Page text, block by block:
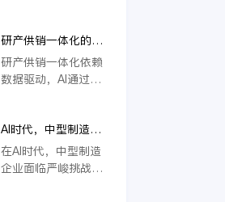
建差异化优势，实现
可持续增长。
体化平台，深度融合
PLM、供应链等模
块，实现数据实时同
料编码、提升变更效
率，还支持行业定制
与模块化应用，从根
本上解决系统分散问
研产供销一体化的核
心在于数据，AI如何
重建数据底座？
研产供销一体化依赖
数据驱动，AI通过重
垒，实现物料编码优
化、模块化设计及变
更效率提升，从而支
AI时代，中型制造企
业不做一体化将失去
未来竞争力
在AI时代，中型制造
企业面临严峻挑战。